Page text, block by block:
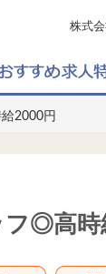
株式
2000円
フ◎高時